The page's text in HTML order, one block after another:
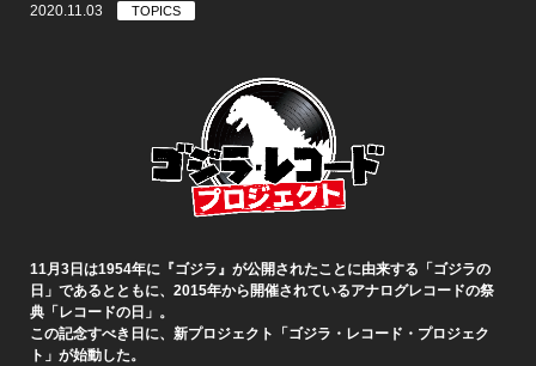
2020.11.03 TOPICS
11月3日は1954年に『ゴジラ』が公開されたことに由来する「ゴジラの
日」であるとともに、2015年から開催されているアナログレコードの祭
典「レコードの日」。
この記念すべき日に、新プロジェクト「ゴジラ・レコード・プロジェク
ト」が始動した。